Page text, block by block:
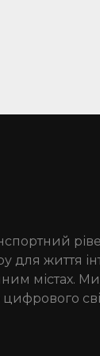
для життя
містах.